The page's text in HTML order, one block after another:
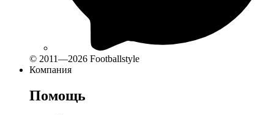
© 2011—2026 Footballstyle
Компания
Помощь